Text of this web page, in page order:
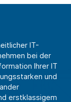
IT-
bei der
Ihrer IT
und
erstklassigem